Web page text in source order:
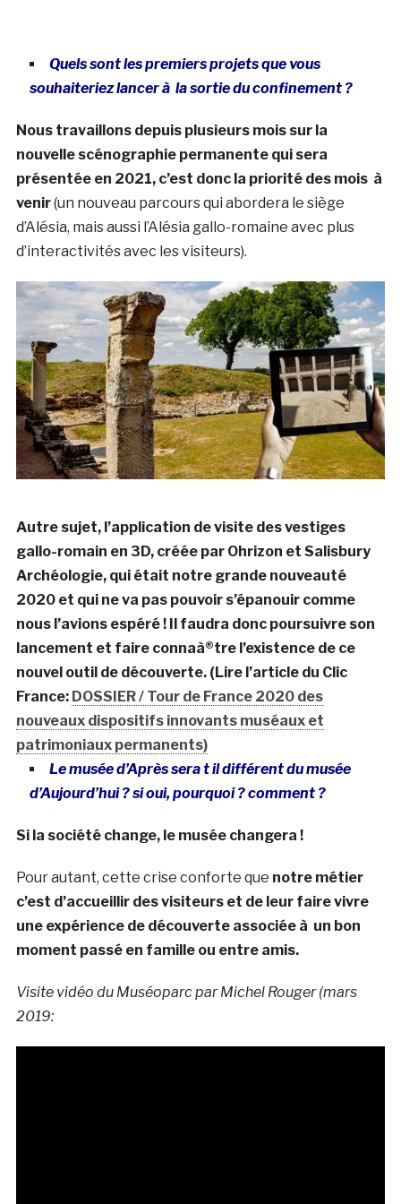
Quels sont les premiers projets que vous
souhaiteriez lancer à la sortie du confinement ?
Nous travaillons depuis plusieurs mois sur la
nouvelle scénographie permanente qui sera
présentée en 2021, c’est donc la priorité des mois à
venir(un nouveau parcours qui abordera le siège
d’Alésia, mais aussi l’Alésia gallo-romaine avec plus
d’interactivités avec les visiteurs).
Autre sujet, l’application de visite des vestiges
gallo-romain en 3D, créée par Ohrizon et Salisbury
Archéologie, qui était notre grande nouveauté
2020 et qui ne va pas pouvoir s’épanouir comme
nous l’avions espéré ! Il faudra donc poursuivre son
lancement et faire connaà®tre l’existence de ce
nouvel outil de découverte. (Lire l’article du Clic
France: DOSSIER / Tour de France 2020 des
nouveaux dispositifs innovants muséaux et
patrimoniaux permanents)
Le musée d’Après sera t il différent du musée
d’Aujourd’hui ? si oui, pourquoi ? comment ?
Si la société change, le musée changera !
Pour autant, cette crise conforte que notre métier
c’est d’accueillir des visiteurs et de leur faire vivre
une expérience de découverte associée à un bon
moment passé en famille ou entre amis.
Visite vidéo du Muséoparc par Michel Rouger (mars
2019: